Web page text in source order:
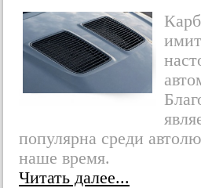
популярна среди
наше время.
Читать далее...